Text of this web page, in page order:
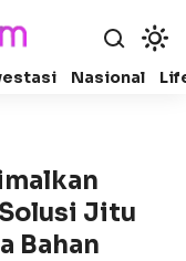
Nasional
Jitu
Bahan